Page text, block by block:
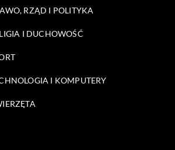
RZĄD I POLITYKA
I DUCHOWOŚĆ
I KOMPUTERY